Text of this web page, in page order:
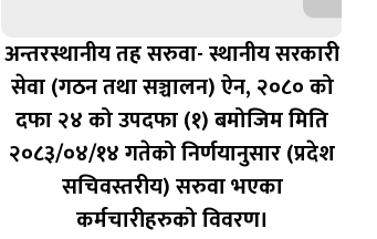
अन्तरस्थानीय तह सरुवा- स्थानीय सरकारी
सेवा (गठन तथा सञ्चालन) ऐन, २०८० को
दफा २४ को उपदफा (१) बमोजिम मिति
२०८३/०४/१४ गतेको निर्णयानुसार (प्रदेश
सचिवस्तरीय) सरुवा भएका
कर्मचारीहरुको विवरण।